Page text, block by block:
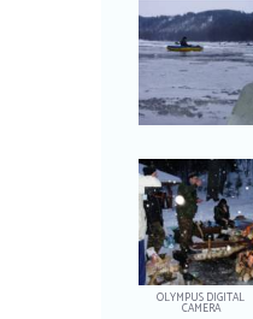
OLYMPUS DIGITAL
CAMERA